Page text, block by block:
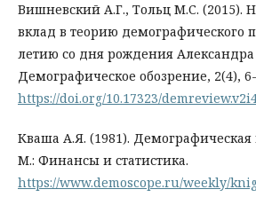
Вишневский А.Г., Тольц М.С. (2015).
вклад в теорию демографического
летию со дня рождения
Демографическое обозрение, 2(4),
https://doi.org/10.17323/
Кваша А.Я. (1981). Демографическая
М.: Финансы и статистика.
https://www.demoscope.ru/weekly/